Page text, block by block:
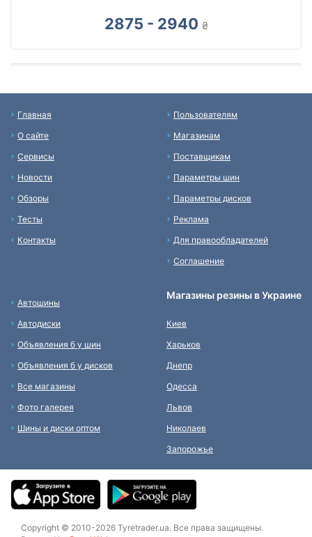
2875 - 2940 ₴
Главная
О сайте
Сервисы
Новости
Обзоры
Тесты
Контакты
Пользователям
Магазинам
Поставщикам
Параметры шин
Параметры дисков
Реклама
Для правообладателей
Соглашение
Автошины
Автодиски
Объявления б у шин
Объявления б у дисков
Все магазины
Фото галерея
Шины и диски оптом
Магазины резины в Украине
Киев
Харьков
Днепр
Одесса
Львов
Николаев
Запорожье
Copyright © 2010-2026 Tyretrader.ua. Все права защищены.